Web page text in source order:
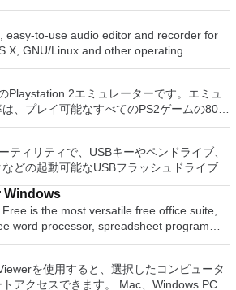
スク管理ユーティリティです。パーティシ
ステムドライブ用）、ディスク領域の管
パーティションテーブル（GPT）ディス
足の問題の解決を可能にします。 パーテ
更/移動システムドライブを拡張するディ
ンをコピーパーティションをマージ分割パ
域を再分配するダイナミックディスクの変
回復する
easy-to-use audio editor and recorder for
X, GNU/Linux and other operating
Record live audio. Convert
digital recordings or CDs. Edit Ogg
files. Cut, copy, splice or mix
Add new effects with LADSPA plug-ins. And more!
Playstation 2エミュレーターです。エミュ
、プレイ可能なすべてのPS2ゲームの80％
。かなり強力なコンピューターを所有して
優れたエミュレーターです。また、この
ローエンドコンピューターのサポートも提
2コンソールのすべての所有者は、
ることができます。 PCSX2エミュレ
、PS2コントローラーを使用して、本物の
体験をシミュレートできます。このアプリ
ィスクからゲームを直接実行することも、
ISOイメージとして実行することもできま
Savestates：ボタンを1つ
ムの現在の「状態」を保存できます。 無制
ティリティで、USBキーやペンドライブ、
どの起動可能なUSBフラッシュドライブを
す。 Rufusは、次のシナリオで
トールメディアを作成する必要がある場
がある場合。 低レベルのユーティリティ
次の* ISOで動作しま
Windows
is the most versatile free office suite,
word processor, spreadsheet program
With these three programs you will
with any office related tasks. WPS
multiple language support for English,
を使用すると、選択したコンピュータ
アクセスできます。 Mac、Windows PC、